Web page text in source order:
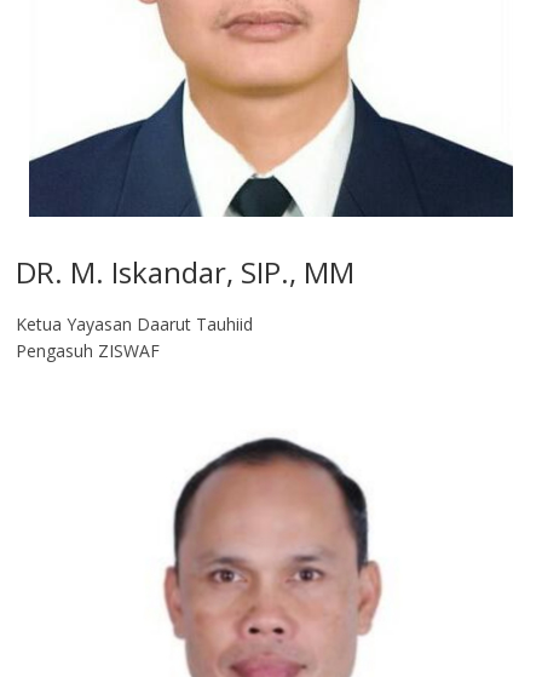
DR. M. Iskandar, SIP., MM
Ketua Yayasan Daarut Tauhiid
Pengasuh ZISWAF